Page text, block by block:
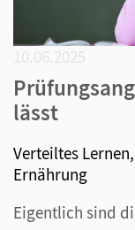
lässt
Verteiltes
Ernährung